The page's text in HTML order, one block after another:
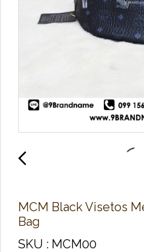
MCM Black Visetos
Bag
SKU : MCM00